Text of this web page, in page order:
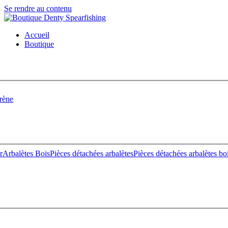
Se rendre au contenu
Accueil
Boutique
Arbalètes BoisPièces détachées arbalètesPièces détachées arbalètes